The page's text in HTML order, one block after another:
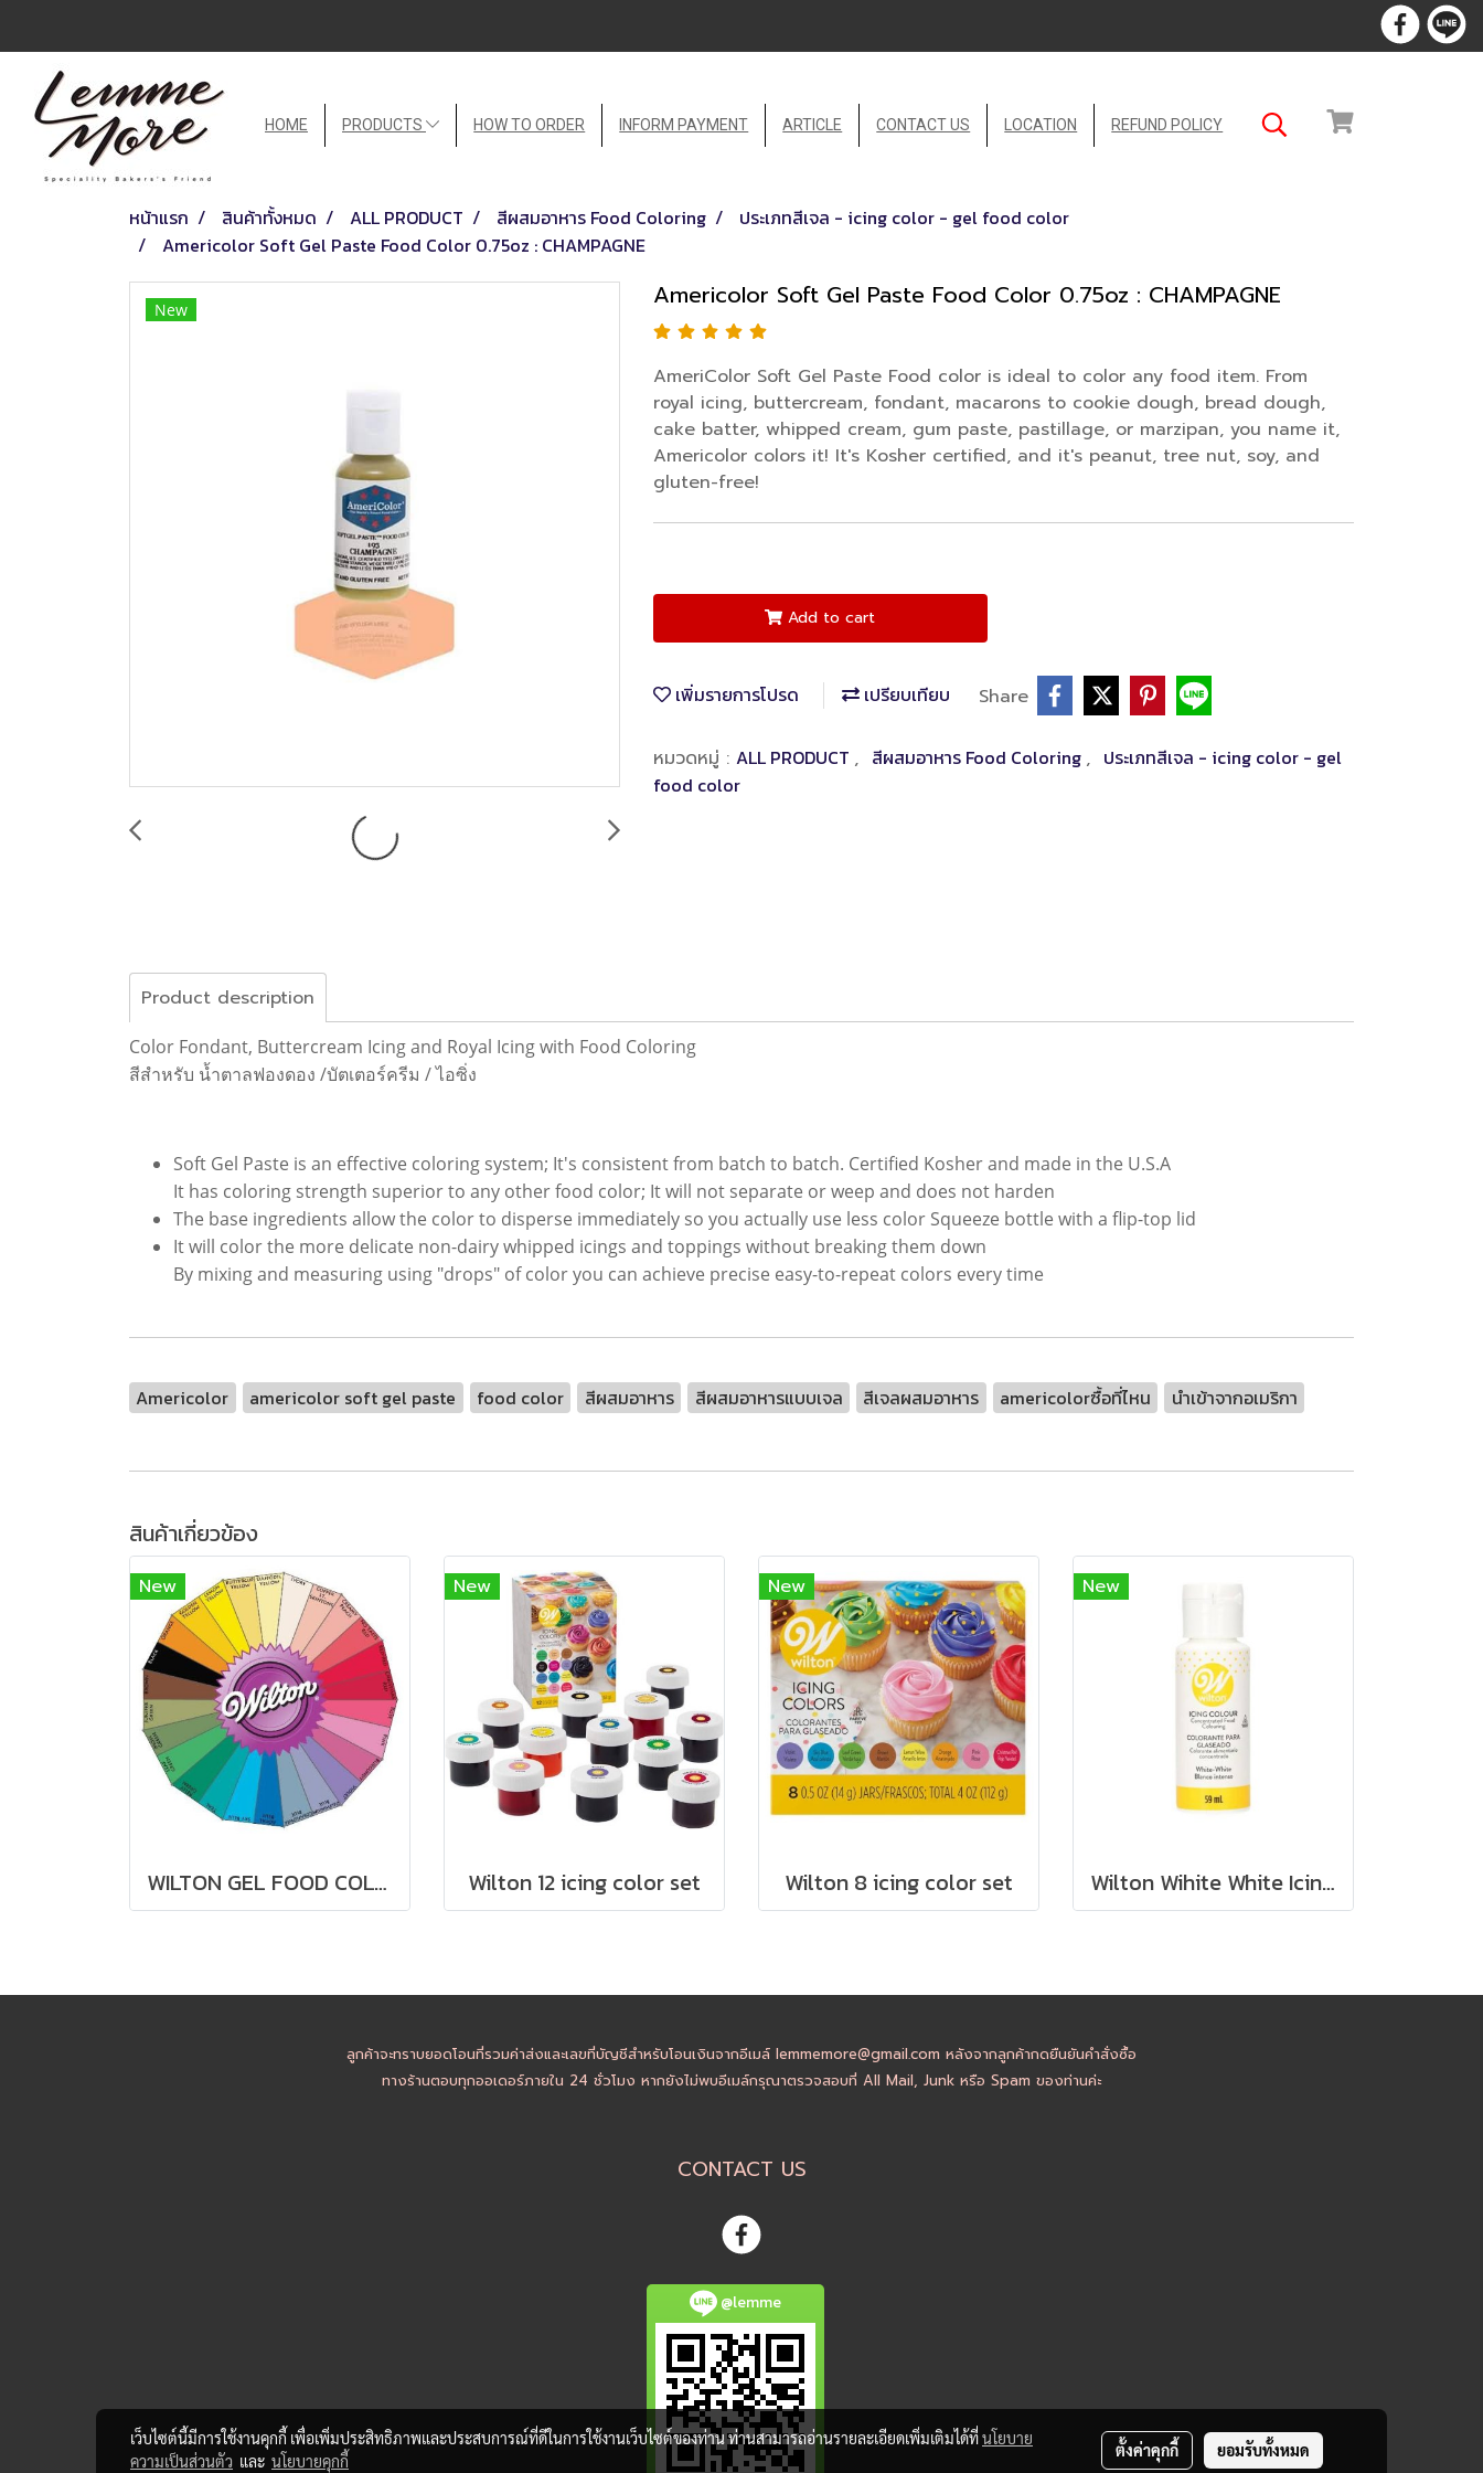
HOME PRODUCTS HOW TO ORDER INFORM PAYMENT ARTICLE CONTACT US LOCATION REFUND POLICY
หน้าแรก สินค้าทั้งหมด ALL PRODUCT สีผสมอาหาร Food Coloring
ประเภทสีเจล - icing color - gel food color
Americolor Soft Gel Paste Food Color 0.75oz : CHAMPAGNE
New Americolor Soft Gel Paste Food Color 0.75oz : CHAMPAGNE
AmeriColor Soft Gel Paste Food color is ideal to color any food item. From
royal icing, buttercream, fondant, macarons to cookie dough, bread dough,
cake batter, whipped cream, gum paste, pastillage, or marzipan, you name it,
Americolor colors it! It's Kosher certified, and it's peanut, tree nut, soy, and
gluten-free!
Add to cart
เพิ่มรายการโปรด เปรียบเทียบ Share
หมวดหมู่ : ALL PRODUCT , สีผสมอาหาร Food Coloring , ประเภทสีเจล - icing color - gel
food color
Product description
Color Fondant, Buttercream Icing and Royal Icing with Food Coloring
สีสำหรับ น้ำตาลฟองดอง /บัตเตอร์ครีม / ไอซิ่ง
Soft Gel Paste is an effective coloring system; It's consistent from batch to batch. Certified Kosher and made in the U.S.A
It has coloring strength superior to any other food color; It will not separate or weep and does not harden
The base ingredients allow the color to disperse immediately so you actually use less color Squeeze bottle with a flip-top lid
It will color the more delicate non-dairy whipped icings and toppings without breaking them down
By mixing and measuring using "drops" of color you can achieve precise easy-to-repeat colors every time
Americolor americolor soft gel paste food color สีผสมอาหาร สีผสมอาหารแบบเจล สีเจลผสมอาหาร americolorซื้อที่ไหน นำเข้าจากอเมริกา
สินค้าเกี่ยวข้อง
New
WILTON GEL FOOD COLORING ICING COLOR 1 oz
New
Wilton 12 icing color set
New
Wilton 8 icing color set
New
Wilton Wihite White Icing Color 2oz
ลูกค้าจะทราบยอดโอนที่รวมค่าส่งและเลขที่บัญชีสำหรับโอนเงินจากอีเมล์ lemmemore@gmail.com หลังจากลูกค้ากดยืนยันคำสั่งซื้อ
ทางร้านตอบทุกออเดอร์ภายใน 24 ชั่วโมง หากยังไม่พบอีเมล์กรุณาตรวจสอบที่ All Mail, Junk หรือ Spam ของท่านค่ะ
CONTACT US
@lemme
เว็บไซต์นี้มีการใช้งานคุกกี้ เพื่อเพิ่มประสิทธิภาพและประสบการณ์ที่ดีในการใช้งานเว็บไซต์ของท่าน ท่านสามารถอ่านรายละเอียดเพิ่มเติมได้ที่นโยบาย
ความเป็นส่วนตัว และ นโยบายคุกกี้
ตั้งค่าคุกกี้ ยอมรับทั้งหมด